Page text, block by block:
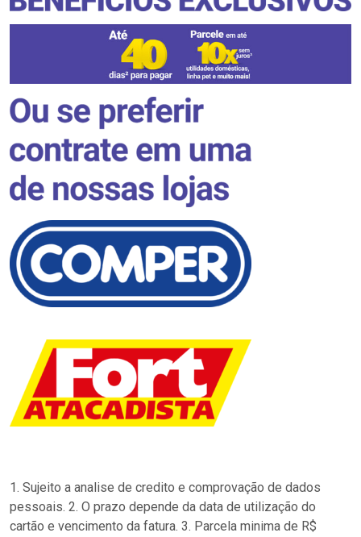
1. Sujeito a analise de credito e comprovação de dados
pessoais. 2. O prazo depende da data de utilização do
cartão e vencimento da fatura. 3. Parcela minima de R$